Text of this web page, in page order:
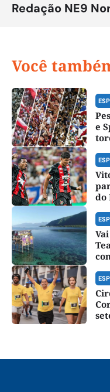
Redação NE9
Você
e
do